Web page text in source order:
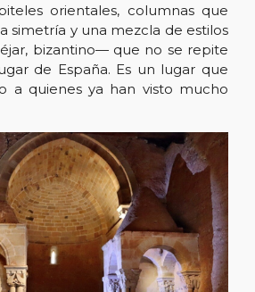
orientales, columnas que
simetría y una mezcla de estilos
bizantino— que no se repite
de España. Es un lugar que
a quienes ya han visto mucho